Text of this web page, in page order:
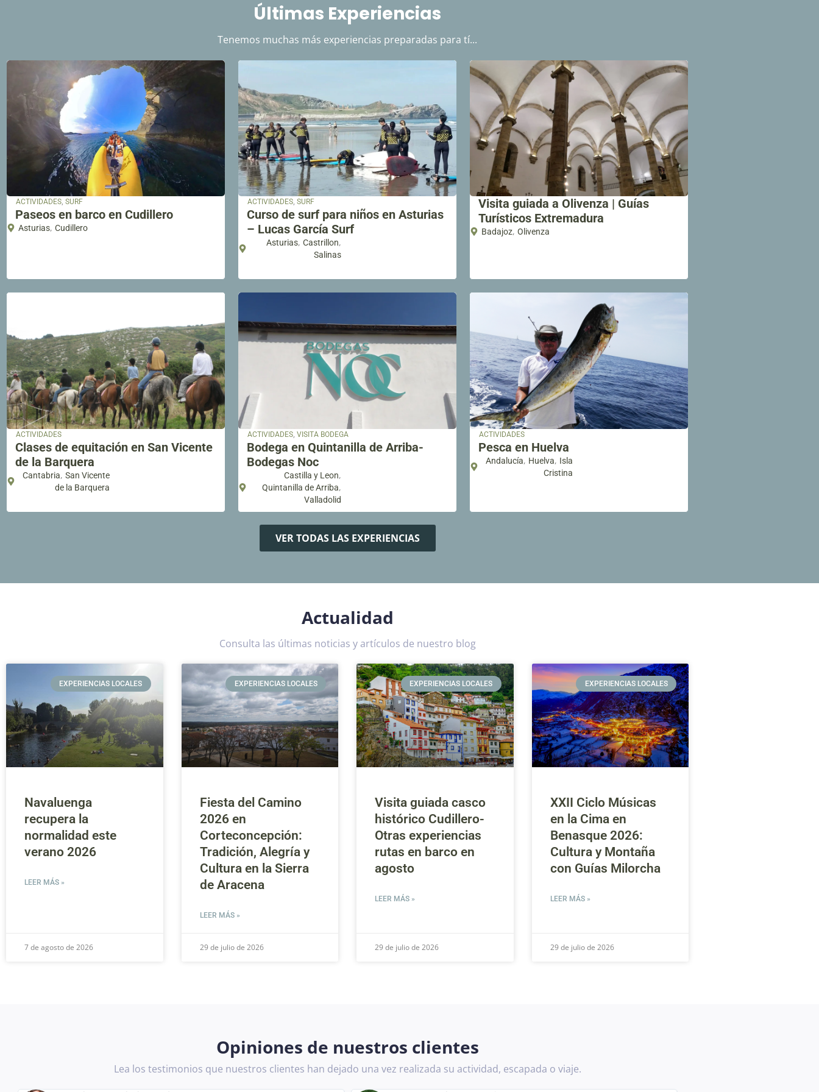
Últimas Experiencias
Tenemos muchas más experiencias preparadas para tí...
ACTIVIDADES, SURF
Paseos en barco en Cudillero
Asturias, Cudillero
ACTIVIDADES, SURF
Curso de surf para niños en Asturias
– Lucas García Surf
Asturias, Castrillon,
Salinas
Visita guiada a Olivenza | Guías
Turísticos Extremadura
Badajoz, Olivenza
ACTIVIDADES
Clases de equitación en San Vicente
de la Barquera
Cantabria, San Vicente
de la Barquera
ACTIVIDADES, VISITA BODEGA
Bodega en Quintanilla de Arriba-
Bodegas Noc
Castilla y Leon,
Quintanilla de Arriba,
Valladolid
ACTIVIDADES
Pesca en Huelva
Andalucía, Huelva, Isla
Cristina
VER TODAS LAS EXPERIENCIAS
Actualidad
Consulta las últimas noticias y artículos de nuestro blog
EXPERIENCIAS LOCALES
Navaluenga
recupera la
normalidad este
verano 2026
LEER MÁS »
7 de agosto de 2026
EXPERIENCIAS LOCALES
Fiesta del Camino
2026 en
Corteconcepción:
Tradición, Alegría y
Cultura en la Sierra
de Aracena
LEER MÁS »
29 de julio de 2026
EXPERIENCIAS LOCALES
Visita guiada casco
histórico Cudillero-
Otras experiencias
rutas en barco en
agosto
LEER MÁS »
29 de julio de 2026
EXPERIENCIAS LOCALES
XXII Ciclo Músicas
en la Cima en
Benasque 2026:
Cultura y Montaña
con Guías Milorcha
LEER MÁS »
29 de julio de 2026
Opiniones de nuestros clientes
Lea los testimonios que nuestros clientes han dejado una vez realizada su actividad, escapada o viaje.